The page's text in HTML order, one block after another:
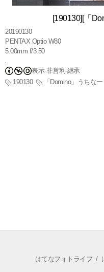
[190130][「
20190130
PENTAX Optio W80
5.00mm f/3.50
表示-非営利-継承
190130
「Domino」うちな
はてなフォトライフ /